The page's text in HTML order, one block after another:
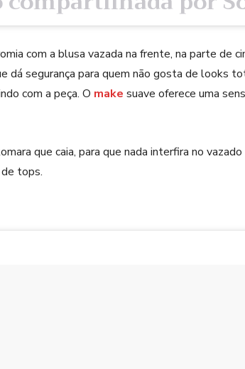
com a blusa vazada na frente, na parte de
dá segurança para quem não gosta de looks
com a peça. O make suave oferece uma
que caia, para que nada interfira no
tops.